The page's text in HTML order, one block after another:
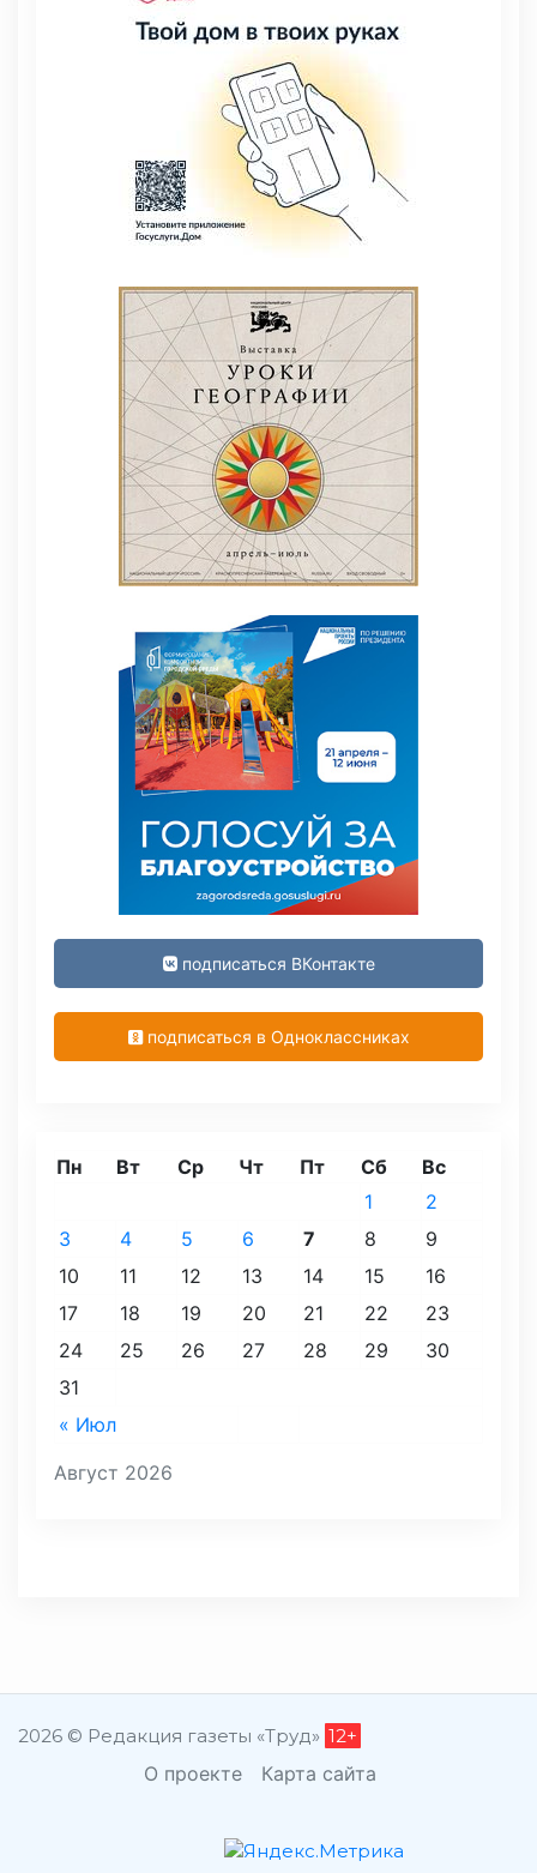
подписаться ВКонтакте
подписаться в Одноклассниках
Август 2026
Пн Вт Ср Чт Пт Сб Вс
« Июл
1
2
3
4 5 6 7 8
9
10
11 12 13 14 15
16
17
18 19 20 21 22
23
24
25 26 27 28 29
30
31
2026 © Редакция газеты «Труд» 12+
О проекте Карта сайта